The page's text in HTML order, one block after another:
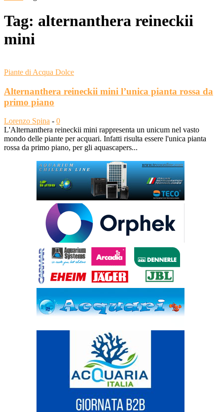
Tag: alternanthera reineckii
mini
Piante di Acqua Dolce
Alternanthera reineckii mini l’unica pianta rossa da
primo piano
Lorenzo Spina - 0
L'Alternanthera reineckii mini rappresenta un unicum nel vasto
mondo delle piante per acquari. Infatti risulta essere l'unica pianta
rossa da primo piano, per gli aquascapers...